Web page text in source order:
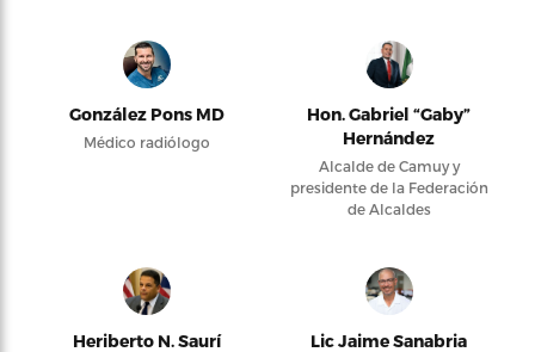
González Pons MD
Médico radiólogo
Hon. Gabriel “Gaby”
Hernández
Alcalde de Camuy y
presidente de la Federación
de Alcaldes
Heriberto N. Saurí Lic Jaime Sanabria